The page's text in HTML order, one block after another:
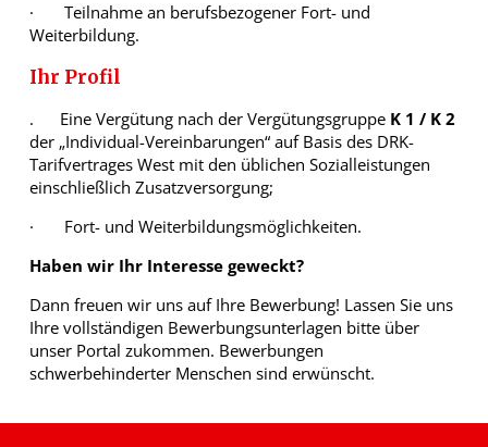
· Teilnahme an berufsbezogener Fort- und
Weiterbildung.
Ihr Profil
. Eine Vergütung nach der Vergütungsgruppe K 1 / K 2
der „Individual-Vereinbarungen“ auf Basis des DRK-
Tarifvertrages West mit den üblichen Sozialleistungen
einschließlich Zusatzversorgung;
· Fort- und Weiterbildungsmöglichkeiten.
Haben wir Ihr Interesse geweckt?
Dann freuen wir uns auf Ihre Bewerbung! Lassen Sie uns
Ihre vollständigen Bewerbungsunterlagen bitte über
unser Portal zukommen. Bewerbungen
schwerbehinderter Menschen sind erwünscht.